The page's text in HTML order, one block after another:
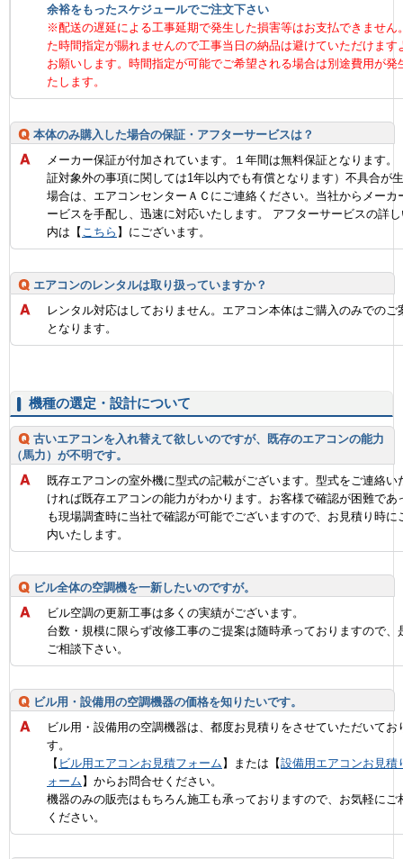
余裕をもったスケジュールでご注文下さい
※配送の遅延による工事延期で発生した損害等はお支払できません
た時間指定が賜れませんので工事当日の納品は避けていただけます
お願いします。時間指定が可能でご希望される場合は別途費用が発
たします。
本体のみ購入した場合の保証・アフターサービスは？
メーカー保証が付加されています。１年間は無料保証となります。
証対象外の事項に関しては1年以内でも有償となります）不具合が
場合は、エアコンセンターＡＣにご連絡ください。当社からメーカ
ービスを手配し、迅速に対応いたします。 アフターサービスの詳
内は【 こちら 】にございます。
エアコンのレンタルは取り扱っていますか？
レンタル対応はしておりません。エアコン本体はご購入のみでのご
となります。
機種の選定・設計について
古いエアコンを入れ替えて欲しいのですが、既存のエアコンの能力
（馬力）が不明です。
既存エアコンの室外機に型式の記載がございます。型式をご連絡い
ければ既存エアコンの能力がわかります。お客様で確認が困難であ
も現場調査時に当社で確認が可能でございますので、お見積り時に
内いたします。
ビル全体の空調機を一新したいのですが。
ビル空調の更新工事は多くの実績がございます。
台数・規模に限らず改修工事のご提案は随時承っておりますので、
ご相談下さい。
ビル用・設備用の空調機器の価格を知りたいです。
ビル用・設備用の空調機器は、都度お見積りをさせていただいてお
す。
【 ビル用エアコンお見積フォーム 】または【設備用エアコンお見積
ォーム 】からお問合せください。
機器のみの販売はもちろん施工も承っておりますので、お気軽にご
ください。